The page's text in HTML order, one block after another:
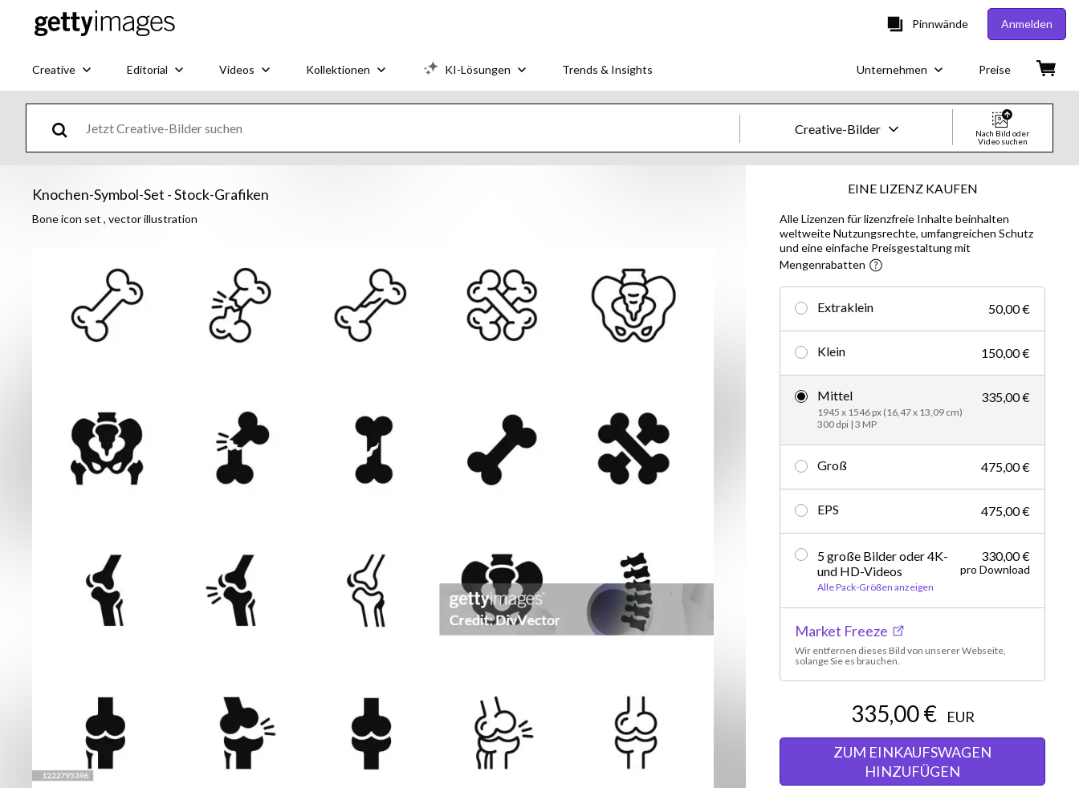
Pinnwände Anmelden
Creative Editorial Videos Kollektionen KI-Lösungen Trends & Insights Unternehmen Preise
Creative-Bilder
Bilder
Creative
Creative
Editorial
Nach Bild oder
Video suchen
Knochen-Symbol-Set - Stock-Grafiken
Bone icon set , vector illustration
EINE LIZENZ KAUFEN
Alle Lizenzen für lizenzfreie Inhalte beinhalten
weltweite Nutzungsrechte, umfangreichen Schutz
und eine einfache Preisgestaltung mit
Mengenrabatten
Extraklein 50,00 €
Klein 150,00 €
Mittel
1945 x 1546 px (16,47 x 13,09 cm)
300 dpi | 3 MP
335,00 €
Groß 475,00 €
EPS 475,00 €
5 große Bilder oder 4K-
und HD-Videos
Alle Pack-Größen anzeigen
330,00 €
pro Download
Market Freeze
Wir entfernen dieses Bild von unserer Webseite,
solange Sie es brauchen.
335,00 €
EUR
ZUM EINKAUFSWAGEN
HINZUFÜGEN